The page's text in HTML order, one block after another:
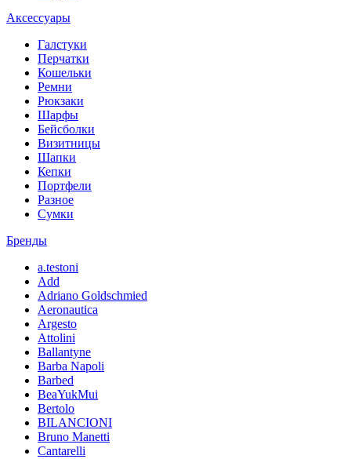
Аксессуары
Галстуки
Перчатки
Кошельки
Ремни
Рюкзаки
Шарфы
Бейсболки
Визитницы
Шапки
Кепки
Портфели
Разное
Сумки
Бренды
a.testoni
Add
Adriano Goldschmied
Aeronautica
Argesto
Attolini
Ballantyne
Barba Napoli
Barbed
BeaYukMui
Bertolo
BILANCIONI
Bruno Manetti
Cantarelli